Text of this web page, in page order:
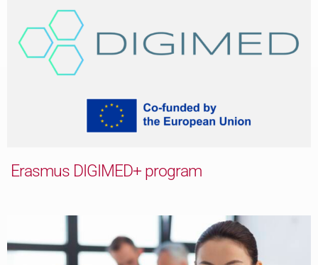
Erasmus DIGIMED+ program